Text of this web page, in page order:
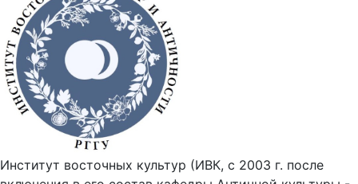
Институт восточных культур (ИВК, с 2003 г. после